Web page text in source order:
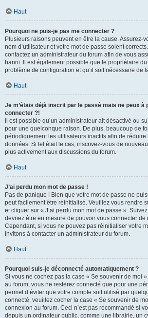
Haut
Pourquoi ne puis-je pas me connecter ?
Plusieurs raisons peuvent en être la cause. Assurez-
nom d’utilisateur et votre mot de passe soient
contactez un administrateur du forum afin de vous
banni. Il est également possible que le propriétaire
problème de configuration et qu’il soit nécessaire de
Haut
Je m’étais déjà inscrit par le passé mais ne peux à
connecter ?!
Il est possible qu’un administrateur ait désactivé ou
pour une quelconque raison. De plus, beaucoup de
périodiquement les utilisateurs inactifs afin de
données. Si tel était le cas, inscrivez-vous de
plus activement aux discussions du forum.
Haut
J’ai perdu mon mot de passe !
Pas de panique ! Bien que votre mot de passe ne
peut facilement être réinitialisé. Veuillez vous rendre
et cliquer sur « J’ai perdu mon mot de passe ».
devriez être en mesure de pouvoir vous connecter
Cependant, si vous ne pouvez pas réinitialiser votre
invitons à contacter un administrateur du forum.
Haut
Pourquoi suis-je déconnecté automatiquement ?
Si vous ne cochez pas la case « Se souvenir de moi
au forum, vous ne resterez connecté que pour une
permet d’éviter que votre compte soit utilisé par
connecté, veuillez cocher la case « Se souvenir de
connexion au forum. Ceci n’est pas recommandé si
depuis un ordinateur public, comme une librairie, un